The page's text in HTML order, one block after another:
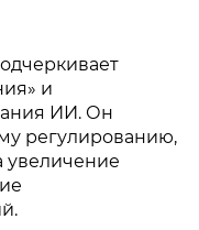
и
ИИ. Он
регулированию,
увеличение